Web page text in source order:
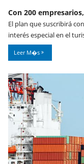
Con 200
El plan que suscribirá
interés especial en el
Leer M�s